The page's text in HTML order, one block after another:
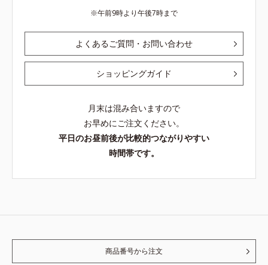
午前9時より午後7時まで
よくあるご質問・お問い合わせ
ショッピングガイド
月末は混み合いますので
お早めにご注文ください。
平日のお昼前後が比較的つながりやすい
時間帯です。
商品番号から注文